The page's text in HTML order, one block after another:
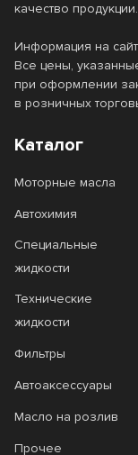
качество продукции.
Информация на
Все цены,
при оформлении
в розничных
Каталог
Моторные масла
Автохимия
Специальные
жидкости
Технические
жидкости
Фильтры
Автоаксессуары
Масло на розлив
Прочее